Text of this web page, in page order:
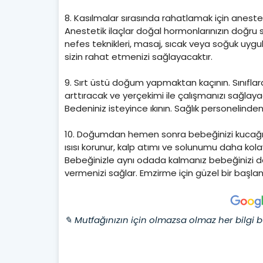
8. Kasılmalar sırasında rahatlamak için
Anestetik ilaçlar doğal hormonlarınızın doğru
nefes teknikleri, masaj, sıcak veya soğuk
sizin rahat etmenizi sağlayacaktır.
9. Sırt üstü doğum yapmaktan kaçının.
arttıracak ve yerçekimi ile çalışmanızı
Bedeniniz isteyince ıkının. Sağlık
10. Doğumdan hemen sonra bebeğinizi
ısısı korunur, kalp atımı ve solunumu daha
Bebeğinizle aynı odada kalmanız bebeğinizi
vermenizi sağlar. Emzirme için güzel bir
✎ Mutfağınızın için olmazsa olmaz her bilgi